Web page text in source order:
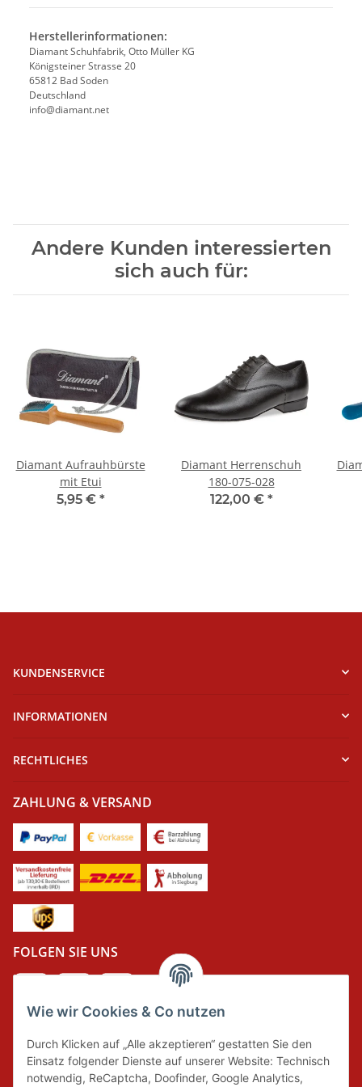
Wie wir Cookies & Co nutzen
Durch Klicken auf „Alle akzeptieren“ gestatten Sie den
Einsatz folgender Dienste auf unserer Website: Technisch
notwendig, ReCaptcha, Doofinder, Google Analytics,
Herstellerinformationen:
Diamant Schuhfabrik, Otto Müller KG
Königsteiner Strasse 20
65812 Bad Soden
Deutschland
info@diamant.net
Andere Kunden interessierten
sich auch für:
Diamant Aufrauhbürste
mit Etui
5,95 € *
Diamant Herrenschuh
180-075-028
122,00 € *
KUNDENSERVICE
INFORMATIONEN
RECHTLICHES
ZAHLUNG & VERSAND
FOLGEN SIE UNS
Wir tragen Verantwortung und erfüllen unsere
Pflichten zur Systembeteiligung nach dem